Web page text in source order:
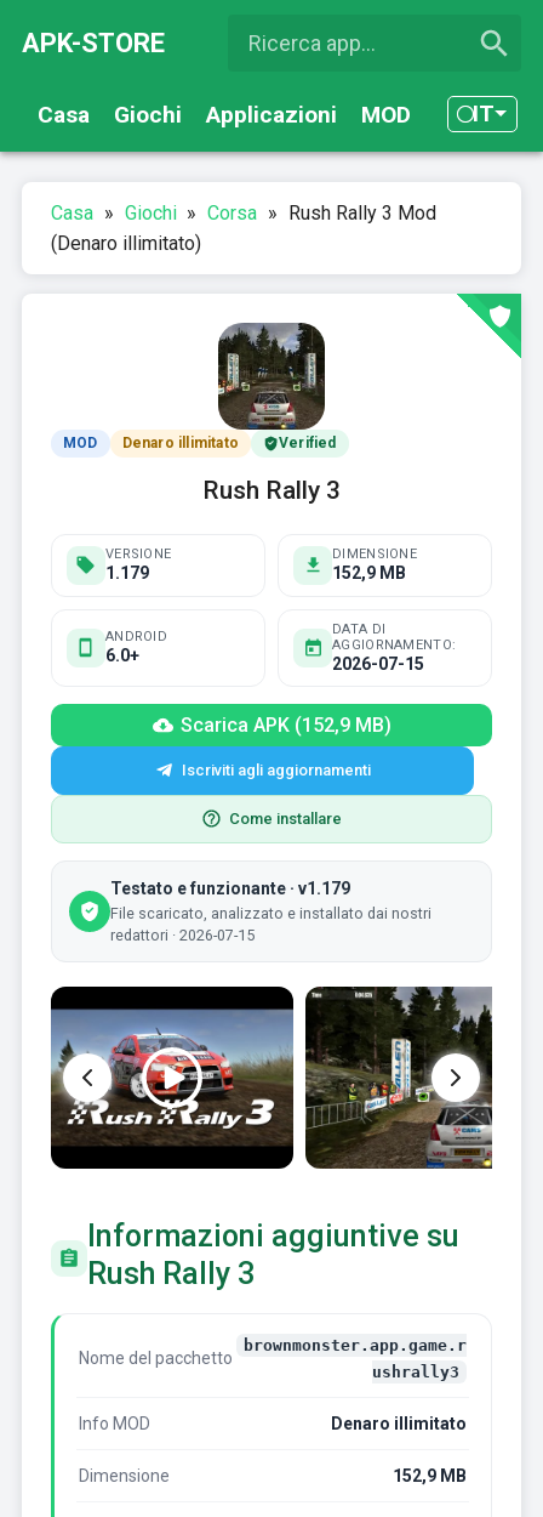
APK-STORE
Casa Giochi Applicazioni MOD IT
Casa » Giochi » Corsa » Rush Rally 3 Mod
(Denaro illimitato)
MOD Denaro illimitato Verified
Rush Rally 3
VERSIONE
1.179
DIMENSIONE
152,9 MB
ANDROID
6.0+
DATA DI
AGGIORNAMENTO:
2026-07-15
Scarica APK (152,9 MB)
Iscriviti agli aggiornamenti
Come installare
Testato e funzionante · v1.179
File scaricato, analizzato e installato dai nostri
redattori · 2026-07-15
Informazioni aggiuntive su
Rush Rally 3
Nome del pacchetto
brownmonster.app.game.r
ushrally3
Info MOD Denaro illimitato
Dimensione 152,9 MB